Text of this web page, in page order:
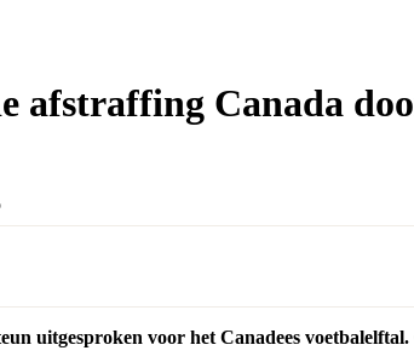
afstraffing Canada
uitgesproken voor het Canadees